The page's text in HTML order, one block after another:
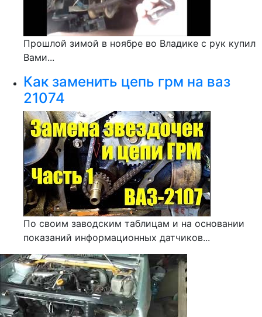
Прошлой зимой в ноябре во Владике с рук купил
Вами...
Как заменить цепь грм на ваз
21074
По своим заводским таблицам и на основании
показаний информационных датчиков...